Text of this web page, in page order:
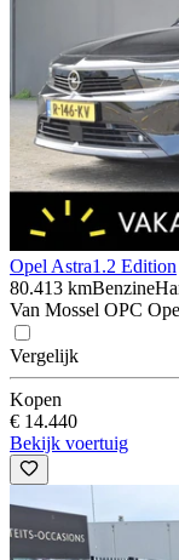
Opel Astra1.2 Edition
80.413 kmBenzine
Van Mossel OPC
Vergelijk
Kopen
€ 14.440
Bekijk voertuig